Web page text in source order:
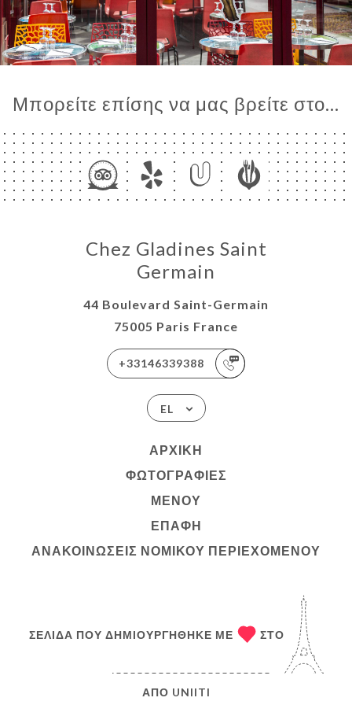
Μπορείτε επίσης να μας βρείτε στο...
Chez Gladines Saint
Germain
44 Boulevard Saint-Germain
75005 Paris France
+33146339388
EL
ΑΡΧΙΚΉ
ΦΩΤΟΓΡΑΦΊΕΣ
ΜΕΝΟΎ
ΕΠΑΦΉ
ΑΝΑΚΟΙΝΏΣΕΙΣ ΝΟΜΙΚΟΎ ΠΕΡΙΕΧΟΜΈΝΟΥ
ΣΕΛΊΔΑ ΠΟΥ ΔΗΜΙΟΥΡΓΉΘΗΚΕ ΜΕ ΣΤΟ
ΑΠΌ UNIITI